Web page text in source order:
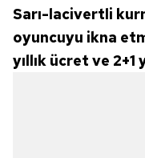
Sarı-lacivertli
oyuncuyu ikna
yıllık ücret ve 2+1